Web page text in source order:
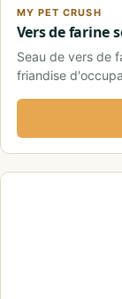
MY PET CRUSH
Vers de farine
Seau de vers de
friandise